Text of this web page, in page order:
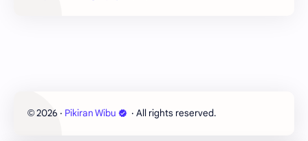
Otaku Vtuber
© 2026 ‧ Pikiran Wibu ‧ All rights reserved.